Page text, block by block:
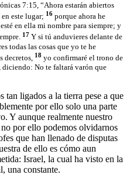
7:15, “Ahora estarán abiertos
este lugar; 16 porque ahora he
en ella mi nombre para siempre; y
17 Y si tú anduvieres delante de
todas las cosas que yo te he
decretos, 18 yo confirmaré el trono de
No te faltará varón que
tan ligados a la tierra pese a que
por ello solo una parte
Y aunque realmente nuestro
por ello podemos olvidarnos
que han llenado de disputas
de ello es cómo aun
Israel, la cual ha visto en la
una constante.